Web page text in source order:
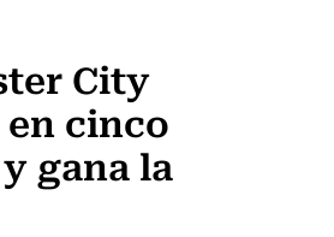
City
cinco
gana la